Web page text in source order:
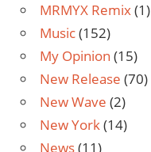
MRMYX Remix(1)
Music(152)
My Opinion (15)
New Release (70)
New Wave (2)
New York(14)
News(11)